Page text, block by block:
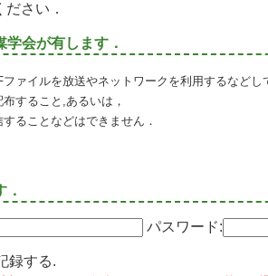
ださい．
会が有します．
ァイルを放送やネットワークを利用するなど
すること,あるいは，
ることなどはできません．
パスワード:
録する.